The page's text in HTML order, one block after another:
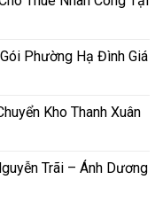
Phường Hạ Đình Giá
Kho Thanh Xuân
Trãi – Ánh Dương